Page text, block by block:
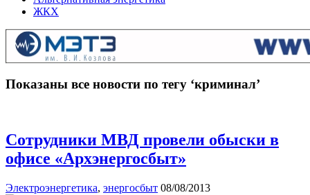
ЖКХ
Показаны все новости по тегу ‘криминал’
Сотрудники МВД провели обыски в
офисе «Архэнергосбыт»
Электроэнергетика, энергосбыт 08/08/2013